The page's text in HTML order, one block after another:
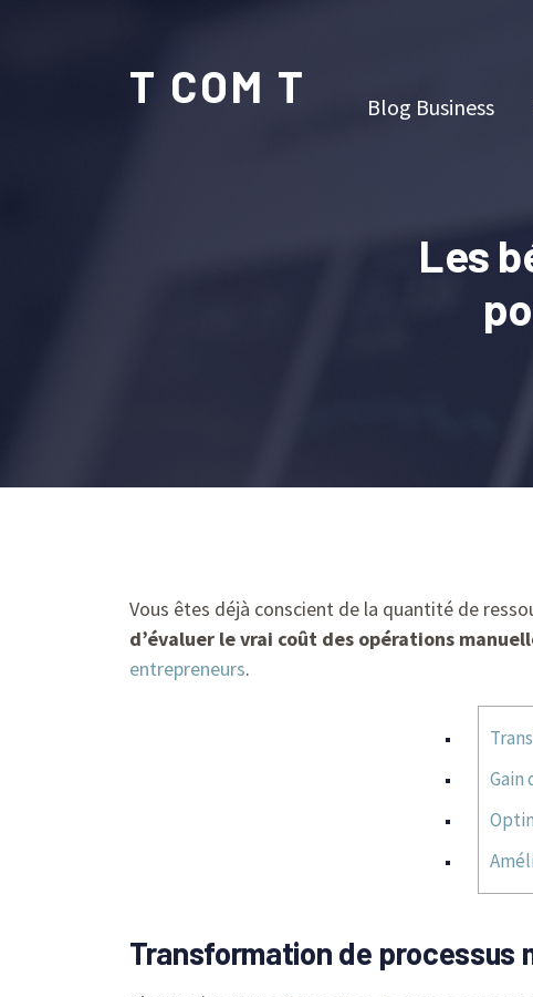
T COM T Blog Business
Les
Vous êtes déjà conscient de la quantité de
d’évaluer le vrai coût des opérations
entrepreneurs.
Gain
Transformation de processus